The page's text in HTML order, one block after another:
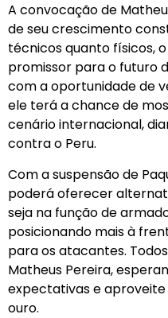
A convocação de
de seu crescimento
técnicos quanto físicos,
promissor para o futuro
com a oportunidade de
ele terá a chance de
cenário internacional,
contra o Peru.
Com a suspensão de
poderá oferecer
seja na função de
posicionando mais à
para os atacantes.
Matheus Pereira,
expectativas e
ouro.